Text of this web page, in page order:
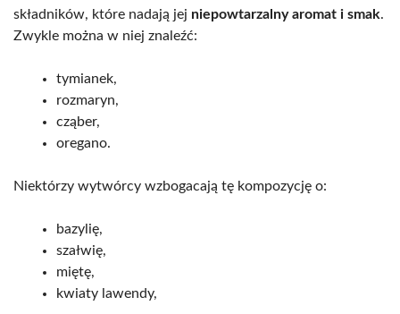
składników, które nadają jej niepowtarzalny aromat i smak.
Zwykle można w niej znaleźć:
tymianek,
rozmaryn,
cząber,
oregano.
Niektórzy wytwórcy wzbogacają tę kompozycję o:
bazylię,
szałwię,
miętę,
kwiaty lawendy,